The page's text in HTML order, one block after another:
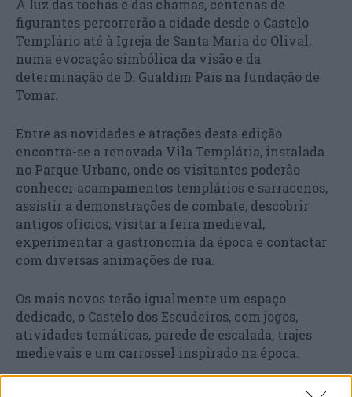
À luz das tochas e das chamas, centenas de
figurantes percorrerão a cidade desde o Castelo
Templário até à Igreja de Santa Maria do Olival,
numa evocação simbólica da visão e da
determinação de D. Gualdim Pais na fundação de
Tomar.
Entre as novidades e atrações desta edição
encontra-se a renovada Vila Templária, instalada
no Parque Urbano, onde os visitantes poderão
conhecer acampamentos templários e sarracenos,
assistir a demonstrações de combate, descobrir
antigos ofícios, visitar a feira medieval,
experimentar a gastronomia da época e contactar
com diversas animações de rua.
Os mais novos terão igualmente um espaço
dedicado, o Castelo dos Escudeiros, com jogos,
atividades temáticas, parede de escalada, trajes
medievais e um carrossel inspirado na época.
A programação integra ainda as visitas culturais